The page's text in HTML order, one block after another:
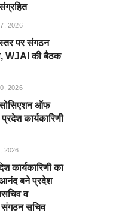
2026
पर संगठन
WJAI की बैठक
2026
ऑफ
कार्यकारिणी
2026
कार्यकारिणी का
बने प्रदेश
व
संगठन सचिव